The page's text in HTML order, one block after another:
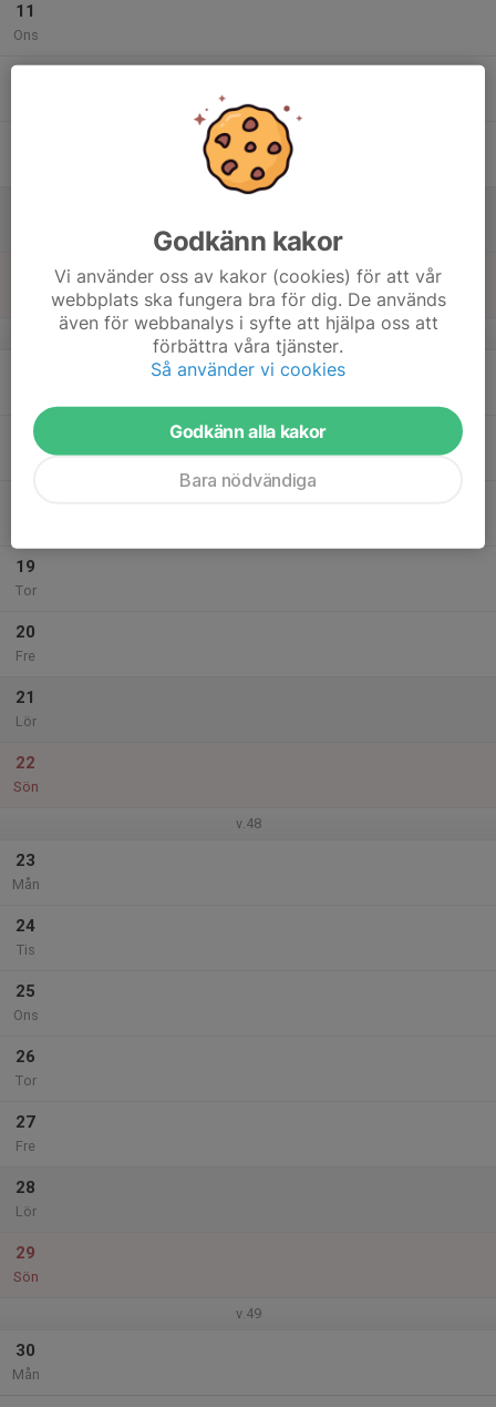
11
Ons
v.47
17
19
Tor
20
Fre
21
Lör
22
Sön
v.48
23
Mån
24
Tis
25
Ons
26
Tor
27
Fre
28
Lör
29
Sön
v.49
30
Mån
Godkänn kakor
Vi använder oss av kakor (cookies) för att vår
webbplats ska fungera bra för dig. De används
även för webbanalys i syfte att hjälpa oss att
förbättra våra tjänster.
Så använder vi cookies
Godkänn alla kakor
Bara nödvändiga